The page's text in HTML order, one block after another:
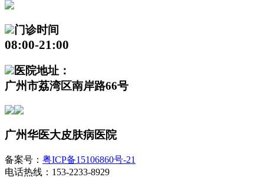
门诊时间
08:00-21:00
医院地址：
广州市荔湾区南岸路66号
广州华医大皮肤病医院
备案号： 粤ICP备15106860号-21
电话热线：153-2233-8929